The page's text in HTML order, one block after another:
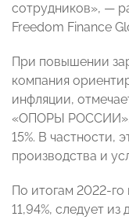
сотрудников», —
Freedom Finance
При повышении
компания
инфляции,
«ОПОРЫ РОССИИ».
15%. В частности,
производства и
По итогам 2022-
11,94%, следует